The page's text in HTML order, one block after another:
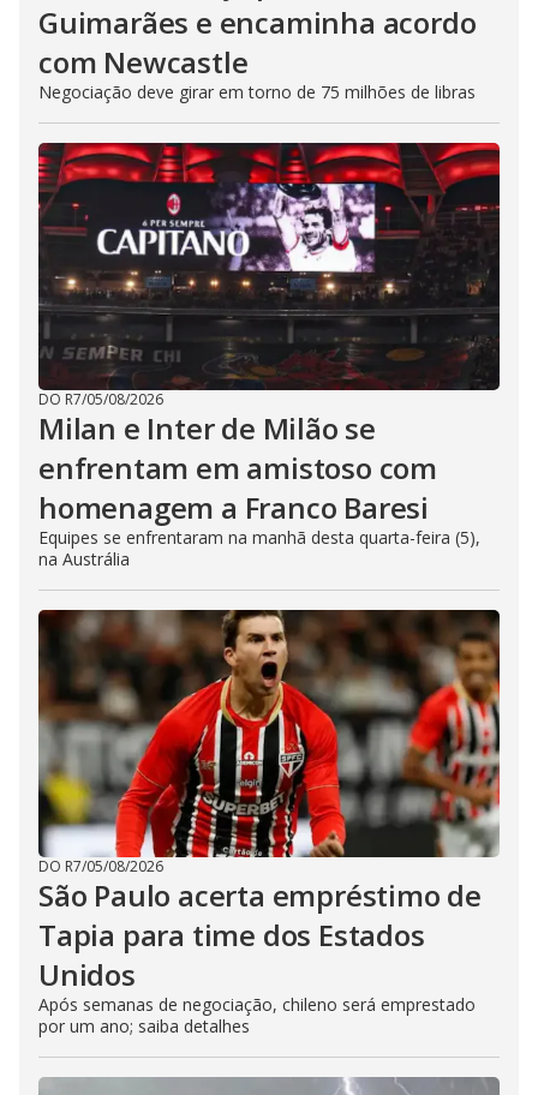
Guimarães e encaminha acordo
com Newcastle
Negociação deve girar em torno de 75 milhões de libras
DO R7/05/08/2026
Milan e Inter de Milão se
enfrentam em amistoso com
homenagem a Franco Baresi
Equipes se enfrentaram na manhã desta quarta-feira (5),
na Austrália
DO R7/05/08/2026
São Paulo acerta empréstimo de
Tapia para time dos Estados
Unidos
Após semanas de negociação, chileno será emprestado
por um ano; saiba detalhes